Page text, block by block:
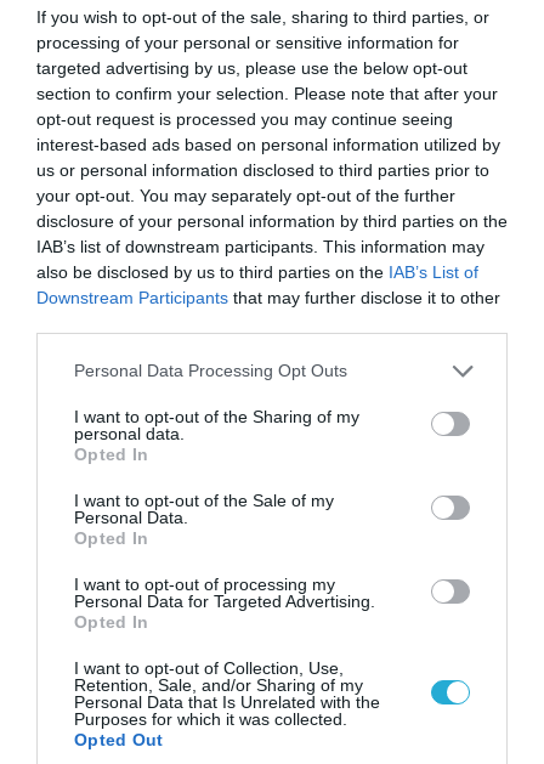
If you wish to opt-out of the sale, sharing to third parties, or
processing of your personal or sensitive information for
targeted advertising by us, please use the below opt-out
section to confirm your selection. Please note that after your
opt-out request is processed you may continue seeing
interest-based ads based on personal information utilized by
us or personal information disclosed to third parties prior to
your opt-out. You may separately opt-out of the further
disclosure of your personal information by third parties on the
IAB’s list of downstream participants. This information may
also be disclosed by us to third parties on the IAB’s List of
Downstream Participants that may further disclose it to other
Please note that this website/app uses one or more Google
not limited to your visit or usage behaviour. You may click to
grant or deny consent to Google and its third-party tags to
use your data for below specified purposes in below Google
consent section.
Personal Data Processing Opt Outs
I want to opt-out of the Sharing of my
personal data.
Opted In
I want to opt-out of the Sale of my
Personal Data.
Opted In
I want to opt-out of processing my
Personal Data for Targeted Advertising.
Opted In
I want to opt-out of Collection, Use,
Retention, Sale, and/or Sharing of my
Personal Data that Is Unrelated with the
Purposes for which it was collected.
Opted Out
Στενών του Ορμούζ: «Δίνετε άμεσα 300
δισ.δολάρια και διόδια» (upd)